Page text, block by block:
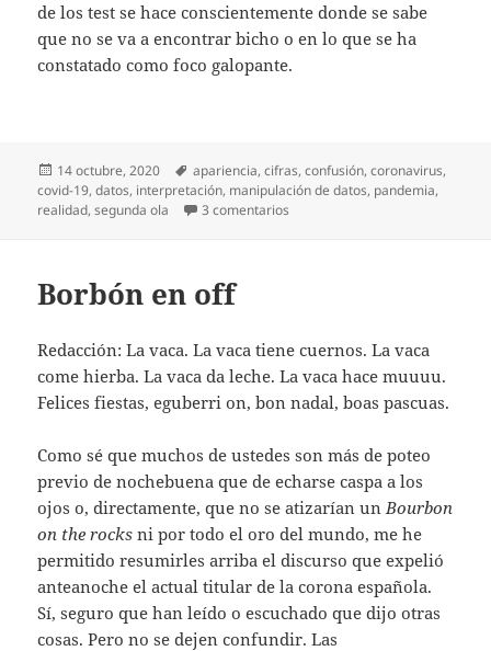
de los test se hace conscientemente donde se sabe
que no se va a encontrar bicho o en lo que se ha
constatado como foco galopante.
Publicado
el
14 octubre, 2020 Etiquetas
apariencia,cifras,confusión,coronavirus,
covid-19,datos, interpretación, manipulación de datos, pandemia,
realidad,segunda ola 3 comentarios
Borbón en off
Redacción: La vaca. La vaca tiene cuernos. La vaca
come hierba. La vaca da leche. La vaca hace muuuu.
Felices fiestas, eguberri on, bon nadal, boas pascuas.
Como sé que muchos de ustedes son más de poteo
previo de nochebuena que de echarse caspa a los
ojos o, directamente, que no se atizarían un Bourbon
on the rocks ni por todo el oro del mundo, me he
permitido resumirles arriba el discurso que expelió
anteanoche el actual titular de la corona española.
Sí, seguro que han leído o escuchado que dijo otras
cosas. Pero no se dejen confundir. Las